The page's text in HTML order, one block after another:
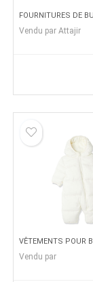
FOURNITURES DE
Vendu par Attajir
VÊTEMENTS POUR
Vendu par